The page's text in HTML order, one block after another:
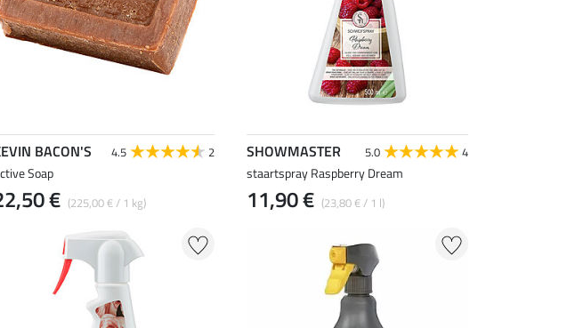
BACON'S 4.5 2
Soap
€ (225,00 € / 1 kg)
SHOWMASTER 5.0 4
staartspray Raspberry Dream
11,90 € (23,80 € / 1 l)